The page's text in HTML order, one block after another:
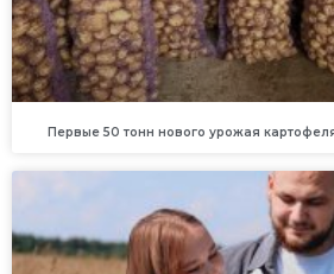
Первые 50 тонн нового урожая